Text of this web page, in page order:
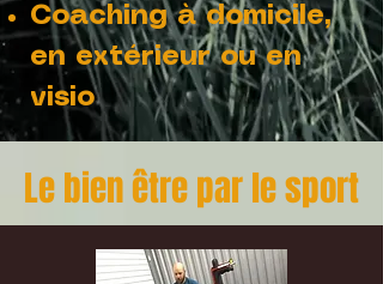
Coaching à domicile,
en extérieur ou en
visio
Le bien être par le sport